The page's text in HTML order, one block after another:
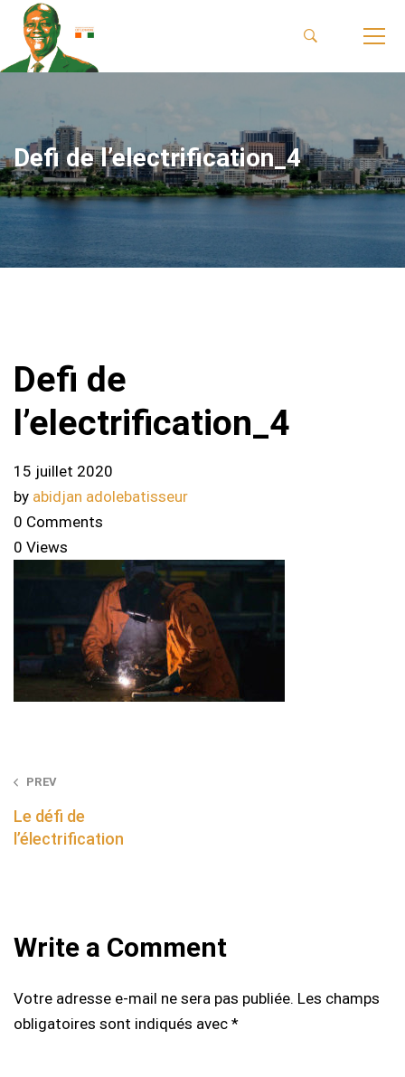
Defi de l’electrification_4
Defi de
l’electrification_4
15 juillet 2020
by abidjan adolebatisseur
0 Comments
0 Views
Post
navigation
PREV
Le défi de
l’électrification
Write a Comment
Votre adresse e-mail ne sera pas publiée. Les champs
obligatoires sont indiqués avec *